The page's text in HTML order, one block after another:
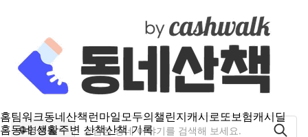
홈팀워크동네산책런마일모두의챌린지캐시로또보험캐시딜
홈동네 생활주변 산책산책 기록
영천동